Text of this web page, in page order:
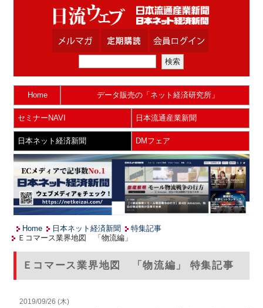
Home データ販売の「ネット経済研究所」
セミナーNAVI 日本流通産業新聞
日本ネット経済新聞 DMフェア
Home 日本ネット経済新聞
特集記事
Ｅコマース業界地図 「物流編」
Ｅコマース業界地図 「物流編」 特集記事
2019/09/26 (木)